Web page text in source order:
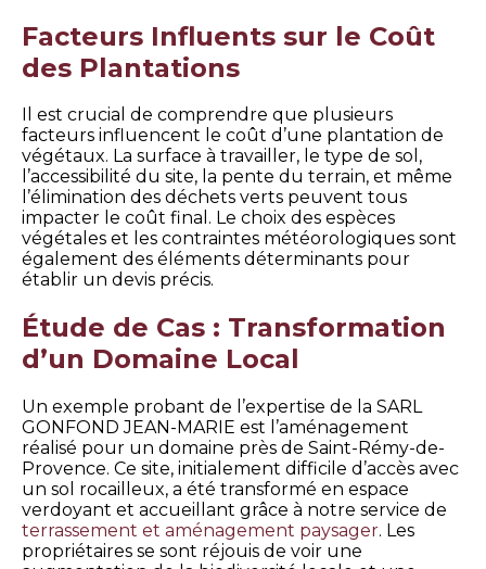
Facteurs Influents sur le Coût
des Plantations
Il est crucial de comprendre que plusieurs
facteurs influencent le coût d’une plantation de
végétaux. La surface à travailler, le type de sol,
l’accessibilité du site, la pente du terrain, et même
l’élimination des déchets verts peuvent tous
impacter le coût final. Le choix des espèces
végétales et les contraintes météorologiques sont
également des éléments déterminants pour
établir un devis précis.
Étude de Cas : Transformation
d’un Domaine Local
Un exemple probant de l’expertise de la SARL
GONFOND JEAN-MARIE est l’aménagement
réalisé pour un domaine près de Saint-Rémy-de-
Provence. Ce site, initialement difficile d’accès avec
un sol rocailleux, a été transformé en espace
verdoyant et accueillant grâce à notre service de
terrassement et aménagement paysager. Les
propriétaires se sont réjouis de voir une